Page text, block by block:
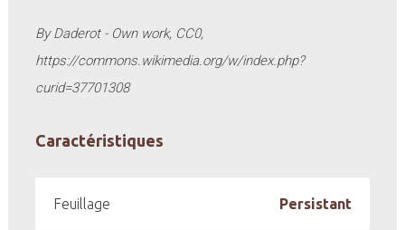
By Daderot - Own work, CC0,
https://commons.wikimedia.org/w/index.php?
curid=37701308
Caractéristiques
Feuillage Persistant